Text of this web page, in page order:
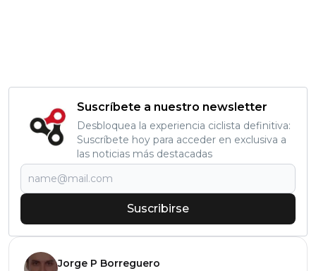
Suscríbete a nuestro newsletter
Desbloquea la experiencia ciclista definitiva:
Suscríbete hoy para acceder en exclusiva a
las noticias más destacadas
Suscribirse
Jorge P Borreguero